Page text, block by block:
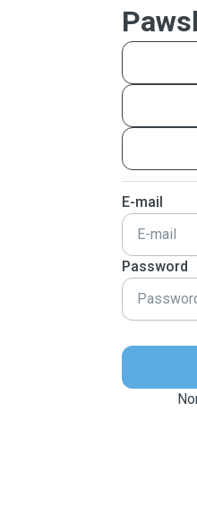
E-mail
Password